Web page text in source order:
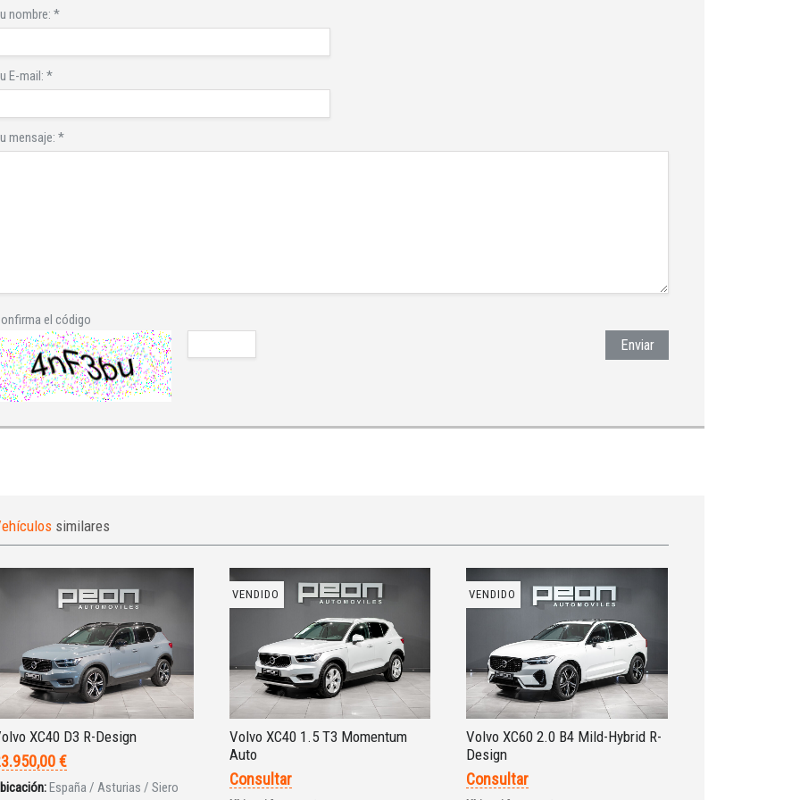
nombre: *
E-mail: *
mensaje: *
el código
Enviar
similares
XC40 D3 R-Design
€
España / Asturias / Siero
VENDIDO
Volvo XC40 1.5 T3 Momentum
Auto
Consultar
VENDIDO
Volvo XC60 2.0 B4 Mild-Hybrid R-
Design
Consultar